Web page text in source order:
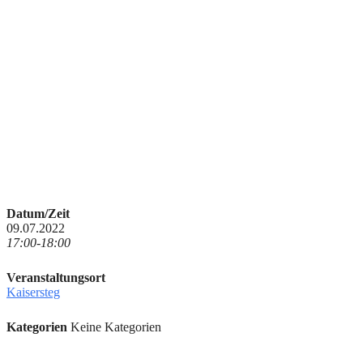
Datum/Zeit
09.07.2022
17:00-18:00
Veranstaltungsort
Kaisersteg
Kategorien Keine Kategorien